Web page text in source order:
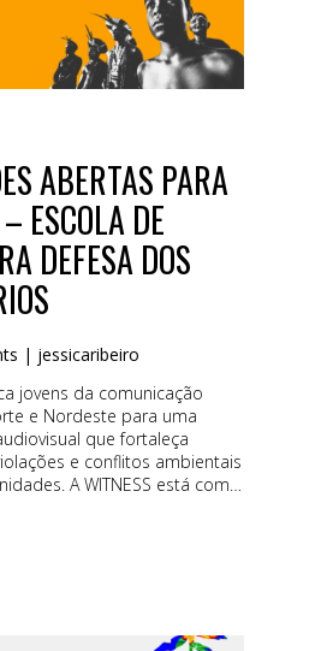
ABERTAS PARA
ESCOLA DE
DEFESA DOS
| jessicaribeiro
jovens da comunicação
e Nordeste para uma
que fortaleça
e conflitos ambientais
A WITNESS está com
indígena no Norte e
A seleção é para participar
para a proteção de